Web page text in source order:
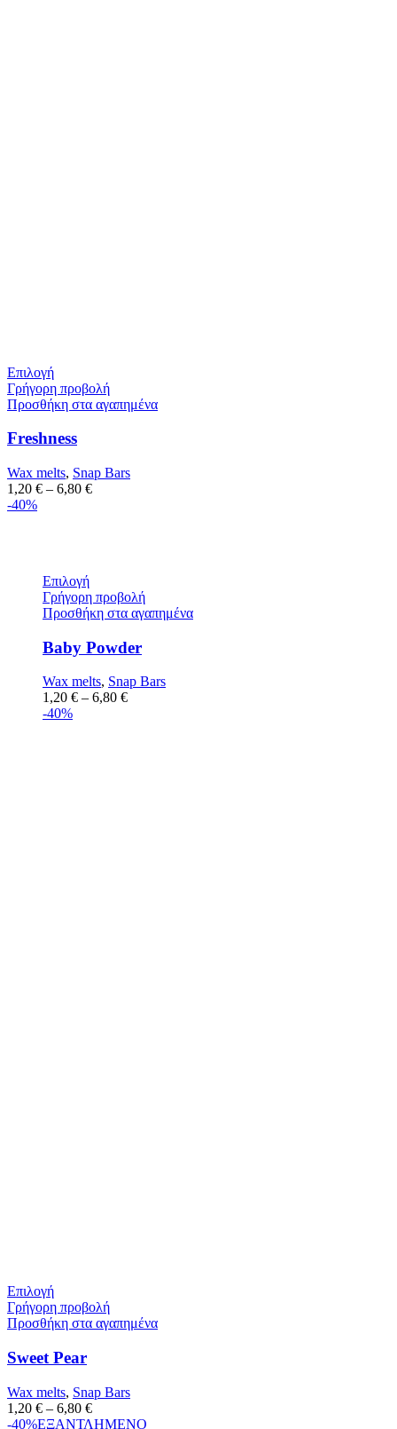
Επιλογή
Γρήγορη προβολή
Προσθήκη στα αγαπημένα
Baby Powder
Wax melts, Snap Bars
1,20 € – 6,80 €
-40%
Επιλογή
Γρήγορη προβολή
Προσθήκη στα αγαπημένα
Freshness
Wax melts, Snap Bars
1,20 € – 6,80 €
-40%
Επιλογή
Γρήγορη προβολή
Προσθήκη στα αγαπημένα
Sweet Pear
Wax melts, Snap Bars
1,20 € – 6,80 €
-40%ΕΞΑΝΤΛΗΜΕΝΟ